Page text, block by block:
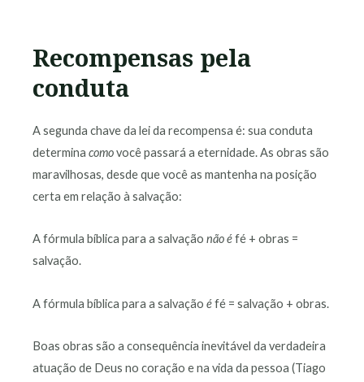
Recompensas pela
conduta
A segunda chave da lei da recompensa é: sua conduta
determina comovocê passará a eternidade. As obras são
maravilhosas, desde que você as mantenha na posição
certa em relação à salvação:
A fórmula bíblica para a salvação nãoéfé + obras =
salvação.
A fórmula bíblica para a salvação éfé = salvação + obras.
Boas obras são a consequência inevitável da verdadeira
atuação de Deus no coração e na vida da pessoa (Tiago